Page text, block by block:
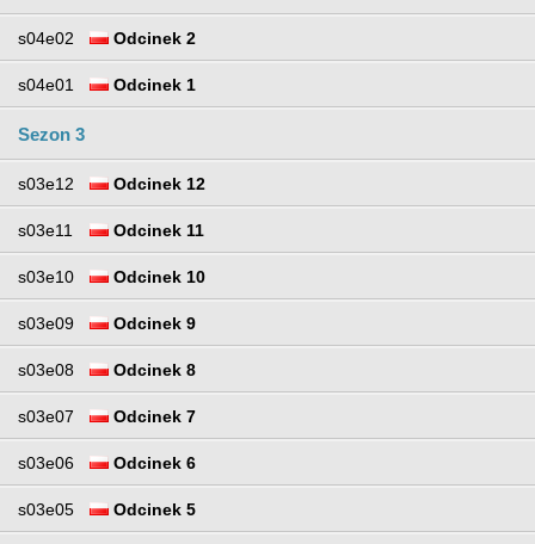
s04e02 Odcinek 2
s04e01 Odcinek 1
Sezon 3
s03e12 Odcinek 12
s03e11 Odcinek 11
s03e10 Odcinek 10
s03e09 Odcinek 9
s03e08 Odcinek 8
s03e07 Odcinek 7
s03e06 Odcinek 6
s03e05 Odcinek 5